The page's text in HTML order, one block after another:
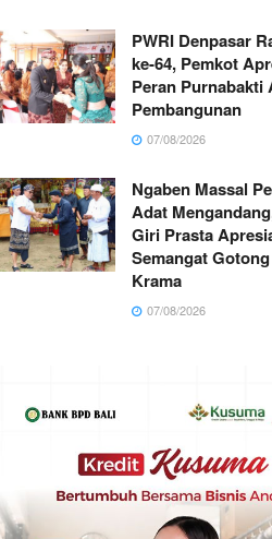
PWRI Denpasar
ke-64, Pemkot
Peran Purnabakti
Pembangunan
07/08/2026
Ngaben Massal
Adat
Giri Prasta
Semangat
Krama
07/08/2026